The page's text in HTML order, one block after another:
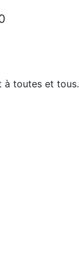
à toutes et tous.